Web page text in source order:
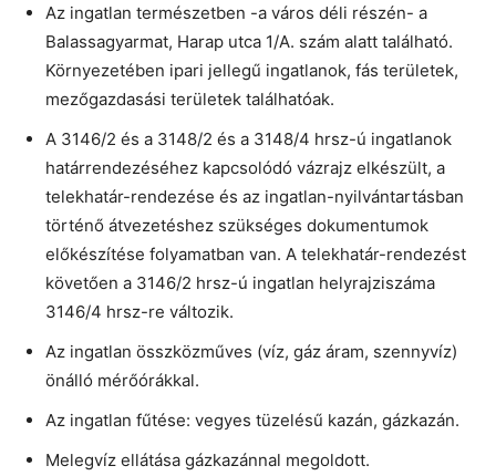
Az ingatlan természetben -a város déli részén- a
Balassagyarmat, Harap utca 1/A. szám alatt található.
Környezetében ipari jellegű ingatlanok, fás területek,
mezőgazdasási területek találhatóak.
A 3146/2 és a 3148/2 és a 3148/4 hrsz-ú ingatlanok
határrendezéséhez kapcsolódó vázrajz elkészült, a
telekhatár-rendezése és az ingatlan-nyilvántartásban
történő átvezetéshez szükséges dokumentumok
előkészítése folyamatban van. A telekhatár-rendezést
követően a 3146/2 hrsz-ú ingatlan helyrajziszáma
3146/4 hrsz-re változik.
Az ingatlan összközműves (víz, gáz áram, szennyvíz)
önálló mérőórákkal.
Az ingatlan fűtése: vegyes tüzelésű kazán, gázkazán.
Melegvíz ellátása gázkazánnal megoldott.